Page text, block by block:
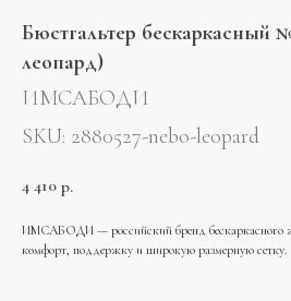
Бюстгальтер бескаркасный
леопард)
ИМСАБОДИ
SKU: 2880527-nebo-leopard
4 410 р.
ИМСАБОДИ — российский бренд бескаркасного
комфорт, поддержку и широкую размерную сетку.